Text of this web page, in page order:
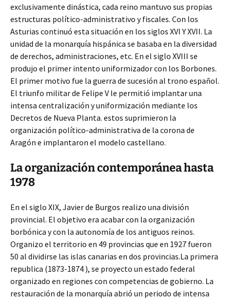
exclusivamente dinástica, cada reino mantuvo sus propias
estructuras político-administrativo y fiscales. Con los
Asturias continuó esta situación en los siglos XVI Y XVII. La
unidad de la monarquía hispánica se basaba en la diversidad
de derechos, administraciones, etc. En el siglo XVIII se
produjo el primer intento uniformizador con los Borbones.
El primer motivo fue la guerra de sucesión al trono español.
El triunfo militar de Felipe V le permitió implantar una
intensa centralización y uniformización mediante los
Decretos de Nueva Planta. estos suprimieron la
organización político-administrativa de la corona de
Aragón e implantaron el modelo castellano.
La organización contemporánea hasta
1978
En el siglo XIX, Javier de Burgos realizo una división
provincial. El objetivo era acabar con la organización
borbónica y con la autonomía de los antiguos reinos.
Organizo el territorio en 49 provincias que en 1927 fueron
50 al dividirse las islas canarias en dos provincias.La primera
republica (1873-1874 ), se proyecto un estado federal
organizado en regiones con competencias de gobierno. La
restauración de la monarquía abrió un periodo de intensa